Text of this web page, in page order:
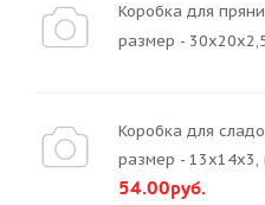
Коробка для
размер -
Коробка для
размер - 13х14х3,
54.00руб.